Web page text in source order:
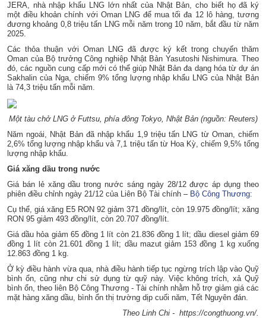
JERA, nhà nhập khẩu LNG lớn nhất của Nhật Bản, cho biết họ đã ký
một điều khoản chính với Oman LNG để mua tối đa 12 lô hàng, tương
đương khoảng 0,8 triệu tấn LNG mỗi năm trong 10 năm, bắt đầu từ năm
2025.
Các thỏa thuận với Oman LNG đã được ký kết trong chuyến thăm
Oman của Bộ trưởng Công nghiệp Nhật Bản Yasutoshi Nishimura. Theo
đó, các nguồn cung cấp mới có thể giúp Nhật Bản đa dạng hóa từ dự án
Sakhalin của Nga, chiếm 9% tổng lượng nhập khẩu LNG của Nhật Bản
là 74,3 triệu tấn mỗi năm.
Một tàu chở LNG ở Futtsu, phía đông Tokyo, Nhật Bản (nguồn: Reuters)
Năm ngoái, Nhật Bản đã nhập khẩu 1,9 triệu tấn LNG từ Oman, chiếm
2,6% tổng lượng nhập khẩu và 7,1 triệu tấn từ Hoa Kỳ, chiếm 9,5% tổng
lượng nhập khẩu.
Giá xăng dầu trong nước
Giá bán lẻ xăng dầu trong nước sáng ngày 28/12 được áp dụng theo
phiên điều chỉnh ngày 21/12 của Liên Bộ Tài chính – Bộ Công Thương:
Cụ thể, giá xăng E5 RON 92 giảm 371 đồng/lít, còn 19.975 đồng/lít; xăng
RON 95 giảm 493 đồng/lít, còn 20.707 đồng/lít.
Giá dầu hỏa giảm 65 đồng 1 lít còn 21.836 đồng 1 lít; dầu diesel giảm 69
đồng 1 lít còn 21.601 đồng 1 lít; dầu mazut giảm 153 đồng 1 kg xuống
12.863 đồng 1 kg.
Ở kỳ điều hành vừa qua, nhà điều hành tiếp tục ngừng trích lập vào Quỹ
bình ổn, cũng như chi sử dụng từ quỹ này. Việc không trích, xả Quỹ
bình ổn, theo liên Bộ Công Thương - Tài chính nhằm hỗ trợ giảm giá các
mặt hàng xăng dầu, bình ổn thị trường dịp cuối năm, Tết Nguyên đán.
Theo Linh Chi - https://congthuong.vn/.